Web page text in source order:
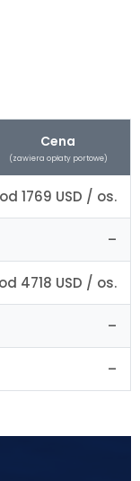
Cena
(zawiera opłaty portowe)
od 1769 USD / os.
–
od 4718 USD / os.
–
–